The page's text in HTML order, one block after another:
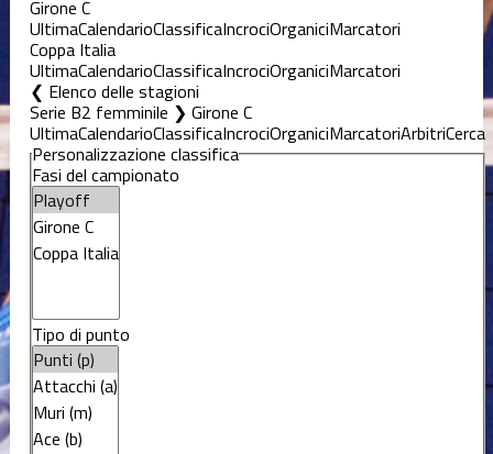
Girone C
UltimaCalendarioClassificaIncrociOrganiciMarcatori
Coppa Italia
UltimaCalendarioClassificaIncrociOrganiciMarcatori
Elenco delle stagioni
Serie B2 femminile ❯ Girone C
UltimaCalendarioClassificaIncrociOrganiciMarcatoriArbitriCerca
Personalizzazione classifica
Fasi del campionato
Tipo di punto